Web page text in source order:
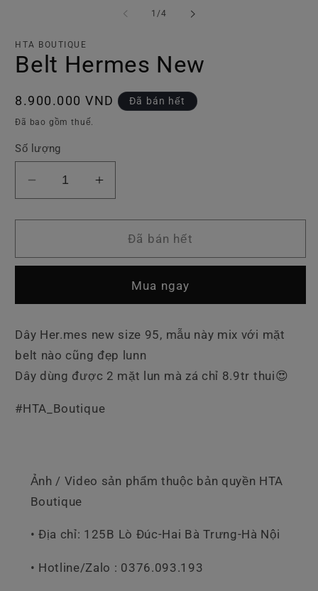
hộp
tác
1/trong
4
HTA BOUTIQUE
Belt Hermes New
Giá
thông
8.900.000 VND Đã bán hết
Đã bao gồm thuế.
Số lượng
Giảm
số
lượng
Belt
Tăng
số
lượng
Belt
Đã bán hết
Mua ngay
Dây Her.mes new size 95, mẫu này mix với mặt
belt nào cũng đẹp lunn
Dây dùng được 2 mặt lun mà zá chỉ 8.9tr thui😍
#HTA_Boutique
Ảnh / Video sản phẩm thuộc bản quyền HTA
Boutique
• Địa chỉ: 125B Lò Đúc-Hai Bà Trưng-Hà Nội
• Hotline/Zalo : 0376.093.193